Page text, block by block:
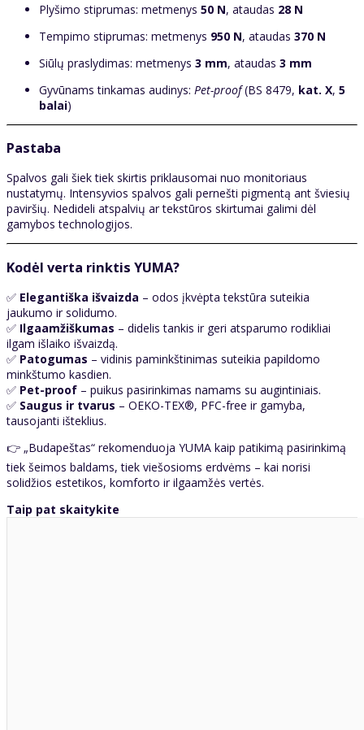
Plyšimo stiprumas: metmenys 50 N, ataudas 28 N
Tempimo stiprumas: metmenys 950 N, ataudas 370 N
Siūlų praslydimas: metmenys 3 mm, ataudas 3 mm
Gyvūnams tinkamas audinys: Pet-proof(BS 8479, kat. X, 5
balai)
Pastaba
Spalvos gali šiek tiek skirtis priklausomai nuo monitoriaus
nustatymų. Intensyvios spalvos gali pernešti pigmentą ant šviesių
paviršių. Nedideli atspalvių ar tekstūros skirtumai galimi dėl
gamybos technologijos.
Kodėl verta rinktis YUMA?
✅ Elegantiška išvaizda – odos įkvėpta tekstūra suteikia
jaukumo ir solidumo.
✅ Ilgaamžiškumas – didelis tankis ir geri atsparumo rodikliai
ilgam išlaiko išvaizdą.
✅ Patogumas – vidinis paminkštinimas suteikia papildomo
minkštumo kasdien.
✅ Pet-proof – puikus pasirinkimas namams su augintiniais.
✅ Saugus ir tvarus – OEKO-TEX®, PFC-free ir gamyba,
tausojanti išteklius.
👉 „Budapeštas“ rekomenduoja YUMA kaip patikimą pasirinkimą
tiek šeimos baldams, tiek viešosioms erdvėms – kai norisi
solidžios estetikos, komforto ir ilgaamžės vertės.
Taip pat skaitykite